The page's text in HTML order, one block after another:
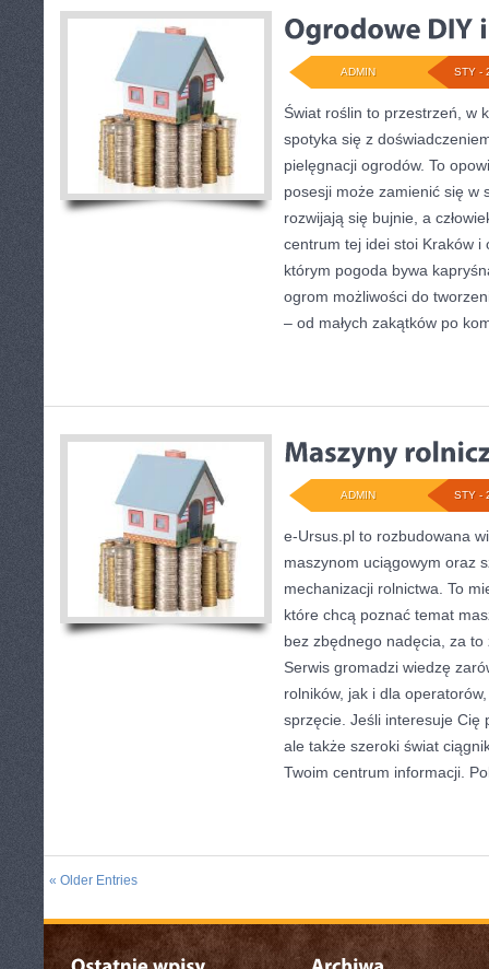
STY -
ADMIN
Świat roślin to przestrzeń, w
spotyka się z
pielęgnacji ogrodów. To
posesji może zamienić się w
rozwijają się bujnie, a
centrum tej idei stoi Kraków i
którym pogoda bywa
ogrom możliwości do
– od małych zakątków po
STY -
ADMIN
e-Ursus.pl to rozbudowana
maszynom uciągowym oraz
mechanizacji rolnictwa. To
które chcą poznać temat
bez zbędnego nadęcia, za
Serwis gromadzi wiedzę
rolników, jak i dla
sprzęcie. Jeśli interesuje Cię
ale także szeroki świat
Twoim centrum informacji.
« Older Entries